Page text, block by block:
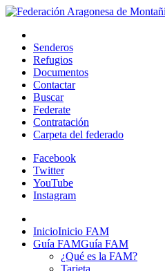
Senderos
Refugios
Documentos
Contactar
Buscar
Federate
Contratación
Carpeta del federado
Facebook
Twitter
YouTube
Instagram
InicioInicio FAM
Guía FAMGuía FAM
¿Qué es la FAM?
Tarjeta